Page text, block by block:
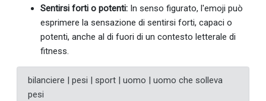
Sentirsi forti o potenti: In senso figurato, l'emoji può
esprimere la sensazione di sentirsi forti, capaci o
potenti, anche al di fuori di un contesto letterale di
fitness.
bilanciere | pesi | sport | uomo | uomo che solleva
pesi